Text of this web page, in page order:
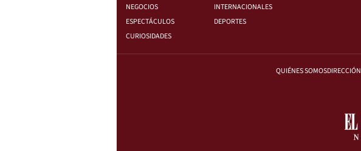
NEGOCIOS
INTERNACIONALES
ESPECTÁCULOS
DEPORTES
CURIOSIDADES
QUIÉNES SOMOSDIRECCIÓN